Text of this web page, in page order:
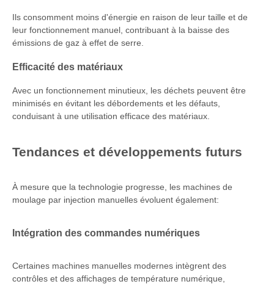
Ils consomment moins d'énergie en raison de leur taille et de
leur fonctionnement manuel, contribuant à la baisse des
émissions de gaz à effet de serre.
Efficacité des matériaux
Avec un fonctionnement minutieux, les déchets peuvent être
minimisés en évitant les débordements et les défauts,
conduisant à une utilisation efficace des matériaux.
Tendances et développements futurs
À mesure que la technologie progresse, les machines de
moulage par injection manuelles évoluent également:
Intégration des commandes numériques
Certaines machines manuelles modernes intègrent des
contrôles et des affichages de température numérique,